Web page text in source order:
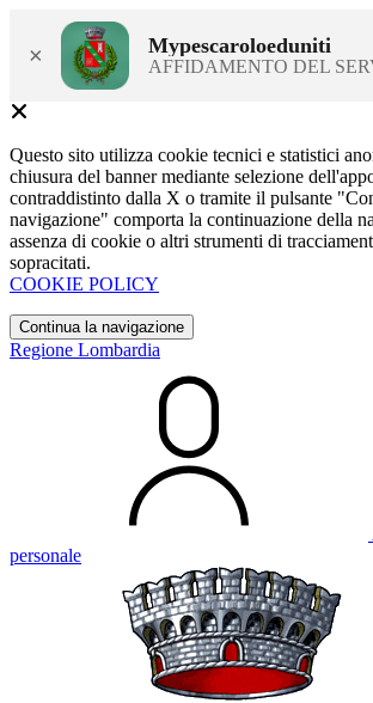
× Mypescaroloeduniti
AFFIDAMENTO DEL
Questo sito utilizza cookie tecnici e statistici
chiusura del banner mediante selezione
contraddistinto dalla X o tramite il pulsante
navigazione" comporta la continuazione della
assenza di cookie o altri strumenti di
sopracitati.
COOKIE POLICY
Continua la navigazione
Regione Lombardia
personale